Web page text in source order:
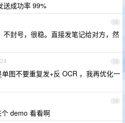
送成功率 99%
12
不封号，很稳。直接发笔记给对方，然
13
图不要重复发+反 OCR ，我再优化一
14
demo 看看啊